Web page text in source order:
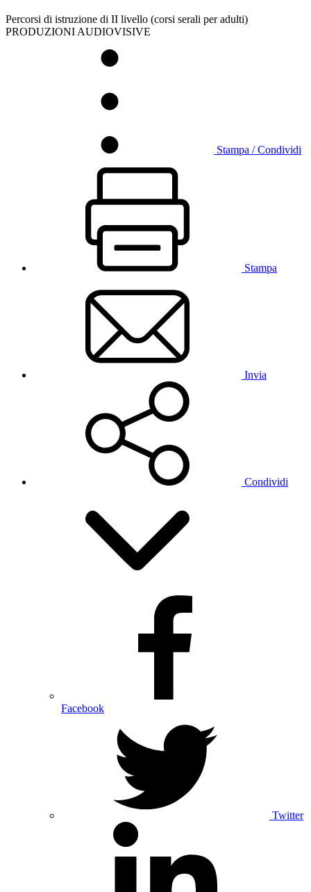
Percorsi di istruzione di II livello (corsi serali per adulti)
PRODUZIONI AUDIOVISIVE
Stampa / Condividi
Stampa
Invia
Condividi
Facebook
Twitter